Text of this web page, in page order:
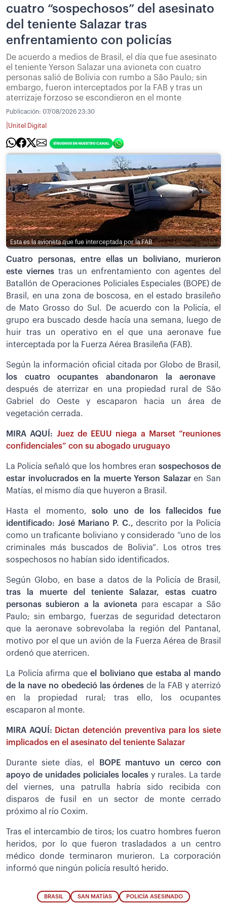
cuatro “sospechosos” del asesinato
del teniente Salazar tras
enfrentamiento con policías
De acuerdo a medios de Brasil, el día que fue asesinato
el teniente Yerson Salazar una avioneta con cuatro
personas salió de Bolivia con rumbo a São Paulo; sin
embargo, fueron interceptados por la FAB y tras un
aterrizaje forzoso se escondieron en el monte
Publicación: 07/08/2026 23:30
Unitel Digital
Esta es la avioneta que fue interceptada por la FAB
Cuatro personas, entre ellas un boliviano, murieron
este viernes tras un enfrentamiento con agentes del
Batallón de Operaciones Policiales Especiales (BOPE) de
Brasil, en una zona de boscosa, en el estado brasileño
de Mato Grosso do Sul. De acuerdo con la Policía, el
grupo era buscado desde hacía una semana, luego de
huir tras un operativo en el que una aeronave fue
interceptada por la Fuerza Aérea Brasileña (FAB).
Según la información oficial citada por Globo de Brasil,
los cuatro ocupantes abandonaron la aeronave
después de aterrizar en una propiedad rural de São
Gabriel do Oeste y escaparon hacia un área de
vegetación cerrada.
MIRA AQUÍ: Juez de EEUU niega a Marset “reuniones
confidenciales” con su abogado uruguayo
La Policía señaló que los hombres eran sospechosos de
estar involucrados en la muerte Yerson Salazaren San
Matías, el mismo día que huyeron a Brasil.
Hasta el momento,solo uno de los fallecidos fue
identificado: José Mariano P. C., descrito por la Policía
como un traficante boliviano y considerado “uno de los
criminales más buscados de Bolivia”. Los otros tres
sospechosos no habían sido identificados.
Según Globo, en base a datos de la Policía de Brasil,
tras la muerte del teniente Salazar, estas cuatro
personas subieron a la avioneta para escapar a São
Paulo; sin embargo, fuerzas de seguridad detectaron
que la aeronave sobrevolaba la región del Pantanal,
motivo por el que un avión de la Fuerza Aérea de Brasil
ordenó que aterricen.
La Policía afirma queel boliviano que estaba al mando
de la nave no obedeció las órdenes de la FAB y aterrizó
en la propiedad rural; tras ello, los ocupantes
escaparon al monte.
MIRA AQUÍ: Dictan detención preventiva para los siete
implicados en el asesinato del teniente Salazar
Durante siete días, el
BOPE mantuvo un cerco con
apoyo de unidades policiales locales y rurales. La tarde
del viernes, una patrulla habría sido recibida con
disparos de fusil en un sector de monte cerrado
próximo al río Coxim.
Tras el intercambio de tiros; los cuatro hombres fueron
heridos, por lo que fueron trasladados a un centro
médico donde terminaron murieron. La corporación
informó que ningún policía resultó herido.
BRASIL SAN MATÍAS POLICÍA ASESINADO